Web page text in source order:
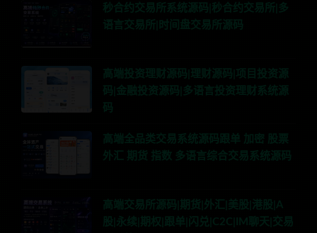
秒合约交易所系统源码|秒合约交易所|多
语言交易所|时间盘交易所源码
高端投资理财源码|理财源码|项目投资源
码|金融投资源码|多语言投资理财系统源
码
高端全品类交易系统源码跟单 加密 股票
外汇 期货 指数 多语言综合交易系统源码
高端交易所源码|期货|外汇|美股|港股|A
股|永续|期权|跟单|闪兑|C2C|IM聊天|交易